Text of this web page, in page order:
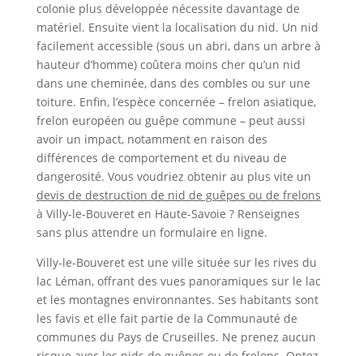
colonie plus développée nécessite davantage de
matériel. Ensuite vient la localisation du nid. Un nid
facilement accessible (sous un abri, dans un arbre à
hauteur d’homme) coûtera moins cher qu’un nid
dans une cheminée, dans des combles ou sur une
toiture. Enfin, l’espèce concernée – frelon asiatique,
frelon européen ou guêpe commune – peut aussi
avoir un impact, notamment en raison des
différences de comportement et du niveau de
dangerosité. Vous voudriez obtenir au plus vite un
devis de destruction de nid de guêpes ou de frelons
à Villy-le-Bouveret en Haute-Savoie ? Renseignes
sans plus attendre un formulaire en ligne.
Villy-le-Bouveret est une ville située sur les rives du
lac Léman, offrant des vues panoramiques sur le lac
et les montagnes environnantes. Ses habitants sont
les favis et elle fait partie de la Communauté de
communes du Pays de Cruseilles. Ne prenez aucun